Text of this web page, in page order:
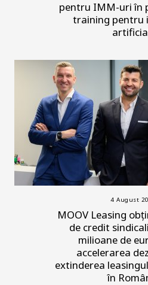
pentru IMM-uri în
training pentru
4 August
MOOV Leasing
de credit
milioane de
accelerarea
extinderea
în